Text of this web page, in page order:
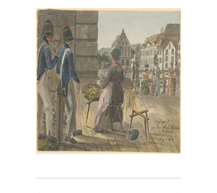
Bei der Hauptwache in Zürich,
1814
Aquarell